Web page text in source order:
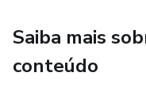
Saiba mais
conteúdo